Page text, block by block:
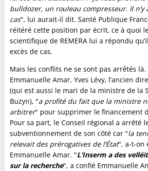
bulldozer, un rouleau compresseur. Il n’y
cas", lui aurait-il dit. Santé Publique
réitéré cette position par écrit, ce à quoi
scientifique de REMERA lui a répondu
excès de cas.
Mais les conflits ne se sont pas arrêtés
Emmanuelle Amar, Yves Lévy, l’ancien
(qui est aussi le mari de la ministre de la
Buzyn), "a profité du fait que la ministre
arbitrer" pour supprimer le financement
Pour sa part, le Conseil régional a arrêté
subventionnement de son côté car "la
relevait des prérogatives de l’État", a-t-on
Emmanuelle Amar. "L’Inserm a des
sur la recherche", a confié Emmanuelle